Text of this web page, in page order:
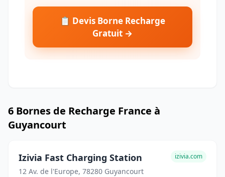
📋 Devis Borne Recharge
Gratuit →
6 Bornes de Recharge France à
Guyancourt
Izivia Fast Charging Station
12 Av. de l'Europe, 78280 Guyancourt
izivia.com